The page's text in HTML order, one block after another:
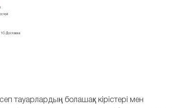
болашақ кірістері мен